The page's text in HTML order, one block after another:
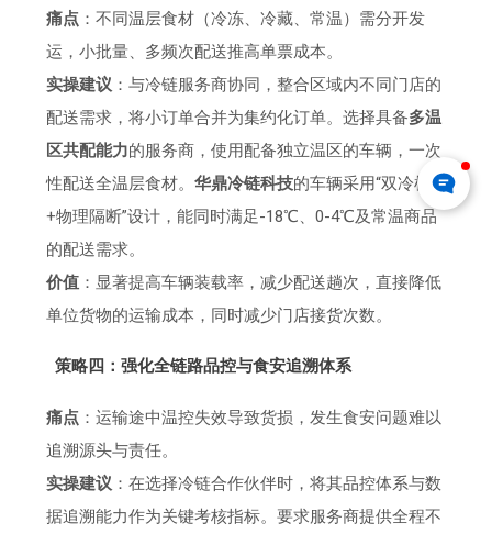
痛点 ：不同温层食材（冷冻、冷藏、常温）需分开发
运，小批量、多频次配送推高单票成本。
实操建议 ：与冷链服务商协同，整合区域内不同门店的
配送需求，将小订单合并为集约化订单。选择具备多温
区共配能力的服务商，使用配备独立温区的车辆，一次
性配送全温层食材。华鼎冷链科技的车辆采用“双冷机
+物理隔断”设计，能同时满足-18℃、0-4℃及常温商品
的配送需求。
价值 ：显著提高车辆装载率，减少配送趟次，直接降低
单位货物的运输成本，同时减少门店接货次数。
策略四：强化全链路品控与食安追溯体系
痛点 ：运输途中温控失效导致货损，发生食安问题难以
追溯源头与责任。
实操建议 ：在选择冷链合作伙伴时，将其品控体系与数
据追溯能力作为关键考核指标。要求服务商提供全程不